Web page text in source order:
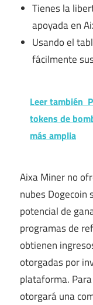
Tienes la
apoyada en
Usando el
fácilmente
Leer también
tokens de
más amplia
Aixa Miner no
nubes Dogecoin
potencial de
programas de
obtienen
otorgadas por
plataforma.
otorgará una